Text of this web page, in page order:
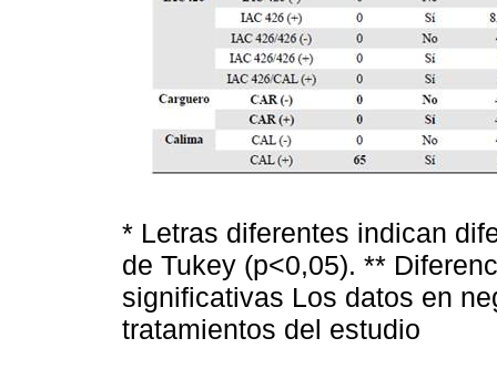
* Letras diferentes indican
de Tukey (p<0,05). **
significativas Los datos en
tratamientos del estudio